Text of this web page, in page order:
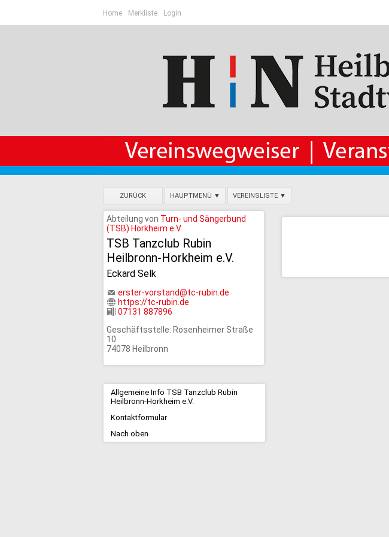
Home Merkliste Login
ZURÜCK HAUPTMENÜ ▼ VEREINSLISTE ▼
Abteilung von Turn- und Sängerbund
(TSB) Horkheim e.V.
TSB Tanzclub Rubin
Heilbronn-Horkheim e.V.
Eckard Selk
erster-vorstand@tc-rubin.de
https://tc-rubin.de
07131 887896
Geschäftsstelle: Rosenheimer Straße
10
74078 Heilbronn
Allgemeine Info TSB Tanzclub Rubin
Heilbronn-Horkheim e.V.
Kontaktformular
Nach oben